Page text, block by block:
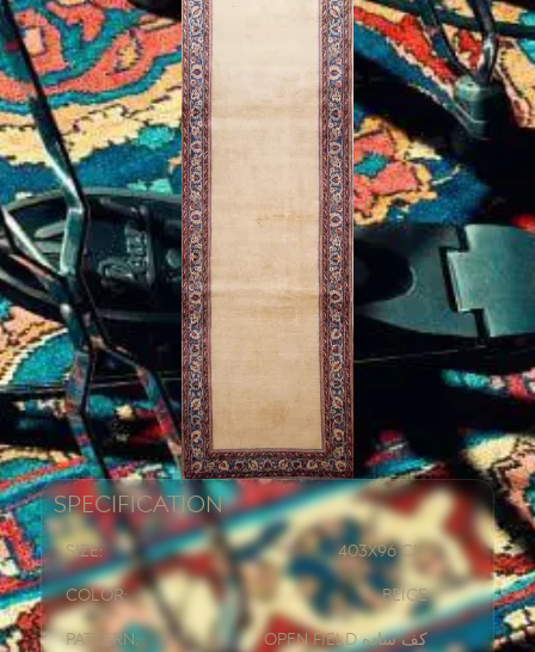
Specification
Size: 96 CM
403x
Color: Beige
Pattern: Open Field کف ساده